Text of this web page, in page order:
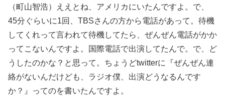
（町山智浩）ええとね、アメリカにいたんですよ。で、
45分ぐらいに1回、TBSさんの方から電話があって。待機
してくれって言われて待機してたら、ぜんぜん電話がかか
ってこないんですよ。国際電話で出演してたんで。で、ど
うしたのかな？と思って。ちょうどtwitterに『ぜんぜん連
絡がないんだけども、ラジオ僕、出演どうなるんです
か？』ってのを書いたんですよ。